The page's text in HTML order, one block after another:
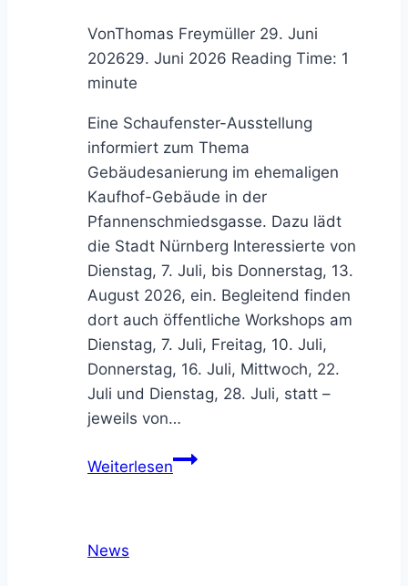
VonThomas Freymüller 29. Juni
202629. Juni 2026 Reading Time: 1
minute
Eine Schaufenster-Ausstellung
informiert zum Thema
Gebäudesanierung im ehemaligen
Kaufhof-Gebäude in der
Pfannenschmiedsgasse. Dazu lädt
die Stadt Nürnberg Interessierte von
Dienstag, 7. Juli, bis Donnerstag, 13.
August 2026, ein. Begleitend finden
dort auch öffentliche Workshops am
Dienstag, 7. Juli, Freitag, 10. Juli,
Donnerstag, 16. Juli, Mittwoch, 22.
Juli und Dienstag, 28. Juli, statt –
jeweils von…
WeiterlesenGebäudesanierung:
News